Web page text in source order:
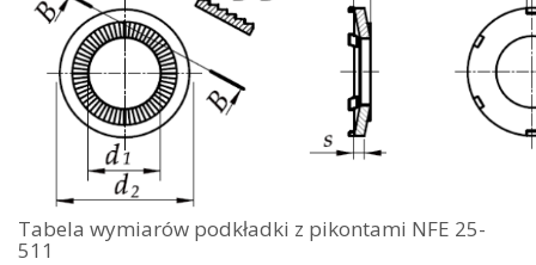
Tabela wymiarów podkładki z pikontami NFE 25-
511